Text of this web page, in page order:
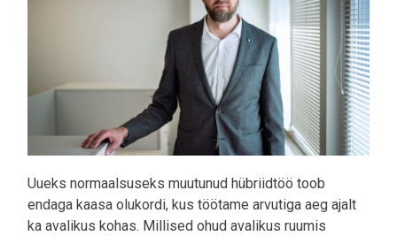
Uueks normaalsuseks muutunud hübriidtöö toob
endaga kaasa olukordi, kus töötame arvutiga aeg ajalt
ka avalikus kohas. Millised ohud avalikus ruumis